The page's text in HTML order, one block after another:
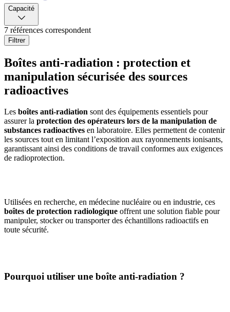
Capacité
7 références correspondent
Filtrer
Boîtes anti-radiation : protection et
manipulation sécurisée des sources
radioactives
Les boîtes anti-radiation sont des équipements essentiels pour
assurer la protection des opérateurs lors de la manipulation de
substances radioactives en laboratoire. Elles permettent de contenir
les sources tout en limitant l’exposition aux rayonnements ionisants,
garantissant ainsi des conditions de travail conformes aux exigences
de radioprotection.
Utilisées en recherche, en médecine nucléaire ou en industrie, ces
boîtes de protection radiologique offrent une solution fiable pour
manipuler, stocker ou transporter des échantillons radioactifs en
toute sécurité.
Pourquoi utiliser une boîte anti-radiation ?